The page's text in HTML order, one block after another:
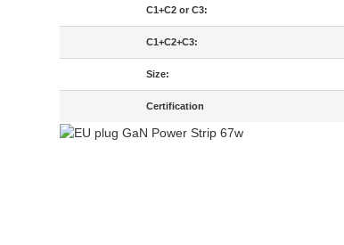
C1+C2 or C3:
C1+C2+C3:
Size:
Certification